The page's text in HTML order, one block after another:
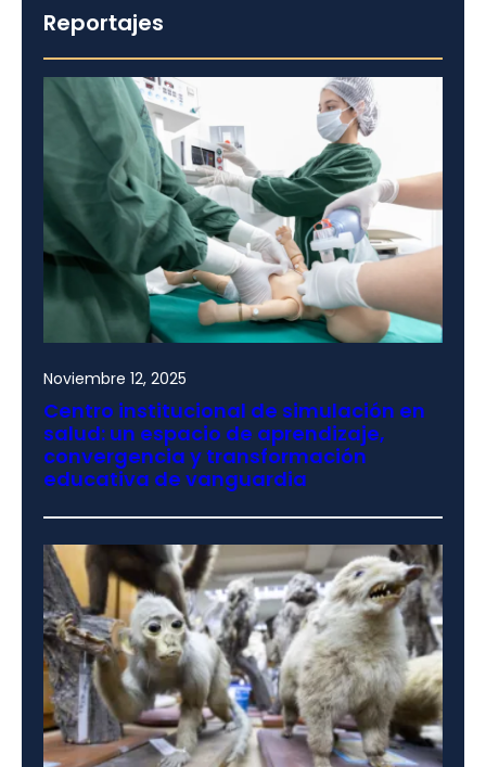
Reportajes
Noviembre 12, 2025
Centro institucional de simulación en
salud: un espacio de aprendizaje,
convergencia y transformación
educativa de vanguardia